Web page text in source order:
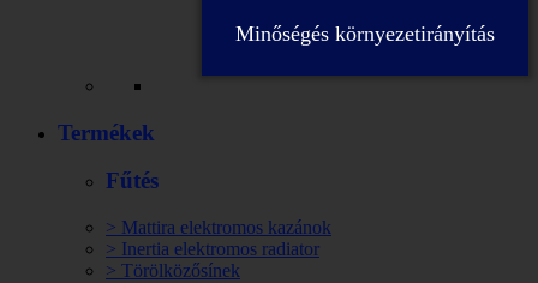
Minőségés környezetirányítás
Termékek
Fűtés
> Mattira elektromos kazánok
> Inertia elektromos radiator
> Törölközősínek